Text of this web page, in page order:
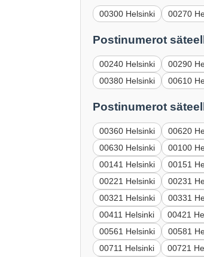
00300 Helsinki 00270
Postinumerot
00240 Helsinki 00290
00380 Helsinki
00610
Postinumerot
00360 Helsinki 00620
00630 Helsinki
00100
00141 Helsinki
00151
00221 Helsinki
00231
00321 Helsinki
00331
00411 Helsinki
00421
00561 Helsinki
00581
00711 Helsinki
00721